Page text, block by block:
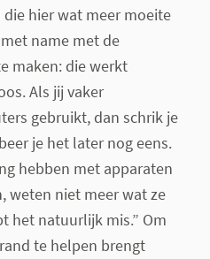
hier wat meer moeite
name met de
maken: die werkt
Als jij vaker
gebruikt, dan schrik je
je het later nog eens.
hebben met apparaten
weten niet meer wat ze
het natuurlijk mis.” Om
te helpen brengt